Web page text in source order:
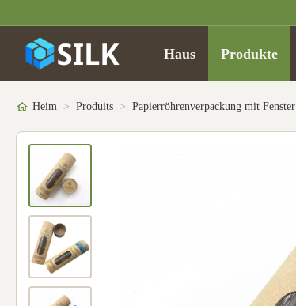
Haus Produkte
Heim > Produits > Papierröhrenverpackung mit Fenster